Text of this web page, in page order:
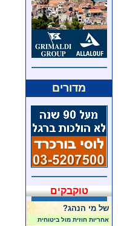
מדורים
טוקבקים
של מי הנהג?
אחריות חוזית מול ביטוחית